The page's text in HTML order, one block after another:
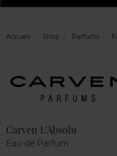
Accueil Shop Parfums
Carven L'Absolu
Eau de Parfum